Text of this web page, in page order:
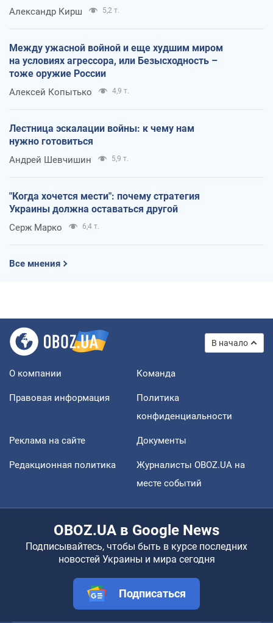
Александр Кирш 5,2 т.
Между ужасной войной и еще худшим миром
на условиях агрессора, или Безысходность –
тоже оружие России
Алексей Копытько 4,9 т.
Лестница эскалации войны: к чему нам
нужно готовиться
Андрей Шевчишин 5,9 т.
"Когда хочется мести": почему стратегия
Украины должна оставаться другой
Серж Марко 6,4 т.
Все мнения
В начало
О компании Команда
Правовая информация
Политика
конфиденциальности
Реклама на сайте Документы
Редакционная политика
Журналисты OBOZ.UA на
месте событий
OBOZ.UA в Google News
Подписывайтесь, чтобы быть в курсе последних
новостей Украины и мира сегодня
Подписаться